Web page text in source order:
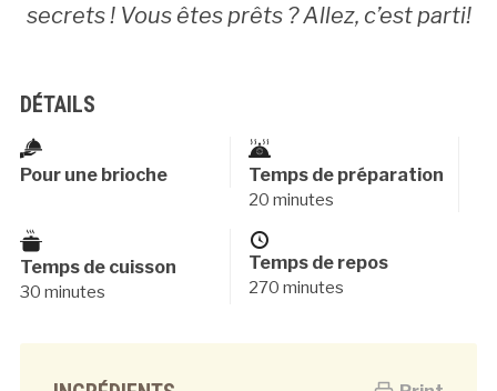
secrets ! Vous êtes prêts ? Allez, c’est parti!
DÉTAILS
Pour une brioche Temps de préparation
20 minutes
Temps de cuisson
30 minutes
Temps de repos
270 minutes